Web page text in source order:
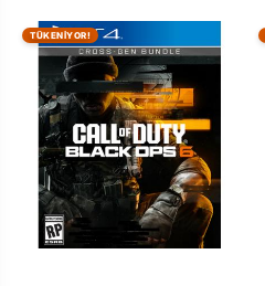
TÜKENİYOR!